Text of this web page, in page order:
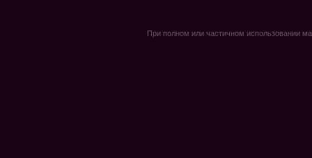
При полном или частичном использовании